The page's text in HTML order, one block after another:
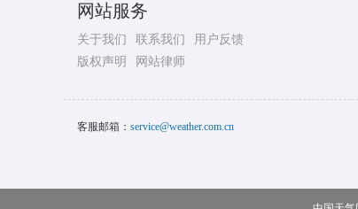
网站服务
关于我们 联系我们
用户反馈
版权声明
网站律师
客服邮箱： service@weather.com.cn